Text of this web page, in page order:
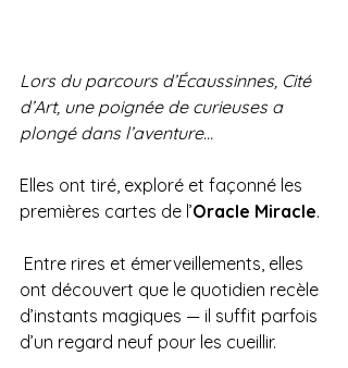
Lors du parcours d’Écaussinnes, Cité
d’Art, une poignée de curieuses a
plongé dans l’aventure…
Elles ont tiré, exploré et façonné les
premières cartes de l’Oracle Miracle.
ont découvert que le quotidien recèle
d’instants magiques — il suffit parfois
d’un regard neuf pour les cueillir.